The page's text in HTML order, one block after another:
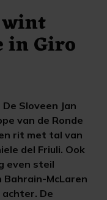
in Giro
De Sloveen Jan
van de Ronde
rit met tal van
del Friuli. Ook
even steil
Bahrain-McLaren
De